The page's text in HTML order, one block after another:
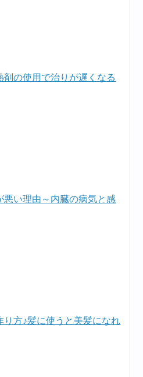
剤の使用で治りが遅くなる
悪い理由～内臓の病気と感
り方♪髪に使うと美髪になれ